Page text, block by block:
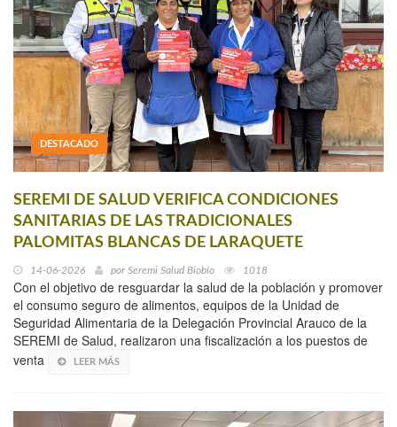
DESTACADO
SEREMI DE SALUD VERIFICA CONDICIONES
SANITARIAS DE LAS TRADICIONALES
PALOMITAS BLANCAS DE LARAQUETE
14-06-2026 por Seremi Salud Biobío 1018
Con el objetivo de resguardar la salud de la población y promover
el consumo seguro de alimentos, equipos de la Unidad de
Seguridad Alimentaria de la Delegación Provincial Arauco de la
SEREMI de Salud, realizaron una fiscalización a los puestos de
venta
LEER MÁS